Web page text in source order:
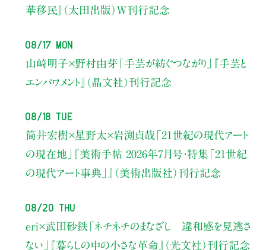
華移民』（太田出版）W刊行記念
08/17 Mon
山崎明子×野村由芽 「手芸が紡ぐつながり」
『手芸と
エンパワメント』（晶文社）刊行記念
08/18 Tue
筒井宏樹×星野太×岩渕貞哉 「21世紀の現代アート
の現在地」
『美術手帖 2026年7月号・特集「21世紀
の現代アート事典」』（美術出版社）刊行記念
08/20 Thu
eri×武田砂鉄「ネチネチのまなざし 違和感を見逃さ
ない」
『暮らしの中の小さな革命』（光文社）刊行記念